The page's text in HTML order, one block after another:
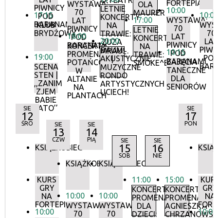
PIWNICY
POD
BARANAMI
17:15
KLUB
BRYDŻOWY
19:00
SCENA
STEN |
,,ZANIM
ZJEM
BABIE
LATO’’
WYSTAWA:
70
LAT
PIWNICY
POD
BARANAMI
18:00
KONCERTY
PROMENADOWE:
POTAŃCÓWKA
W
ALTANIE
NA
PLANTACH
LETNIE
KONCERTY
NA
TRAWIE:
ZUZA
BAUM
AKUSTYCZNIE
20:00
MRAU!
|
MUZYCZNE
RONDO
ARTYSTYCZNYCH
UCIECH!
OLA
MAURER
17:00
LETNIE
KONCERTY
NA
TRAWIE:
SMOKE^BLUES
FORTEPIANIE
10:00
WYSTAWA:
70
LAT
PIWNICY
POD
BARANAMI
10:15
ZAJĘCIA
TANECZNE
DLA
SENIORÓW
10:00
70
LAT
SIE
12
ŚRO
KSIĄŻKOBIEG
KURS
GRY
NA
FORTEPIANIE
10:00
SIE
13
CZW
KSIĄŻKOBIEG
10:00
WYSTAWA:
70
SIE
14
PIĄ
KSIĄŻKOBIEG
10:00
WYSTAWA:
70
SIE
15
SOB
11:00
KONCERTY
PROMENADOWE
DLA
DZIECI:
SIE
16
NIE
15:00
KONCERTY
AGNIESZKA
SIE
17
PON
GRY
NA
10:00